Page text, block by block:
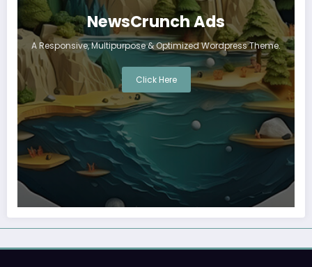
NewsCrunch Ads
A Responsive, Multipurpose & Optimized Wordpress Theme.
Click Here